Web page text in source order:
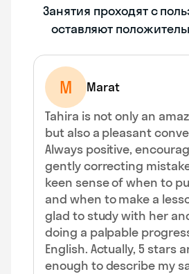
Занятия проходят с
оставляют
M Marat
Tahira is not only an
but also a pleasant
Always positive,
gently correcting
keen sense of when to
and when to make a
glad to study with her
doing a palpable
English. Actually, 5 stars
enough to describe my